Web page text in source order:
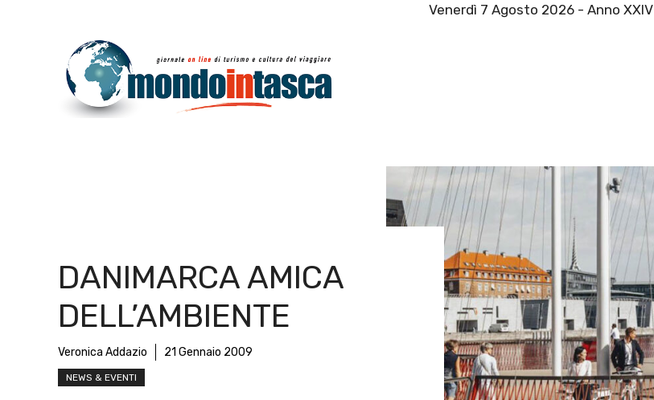
Venerdì 7 Agosto 2026 - Anno XXIV
DANIMARCA AMICA
DELL’AMBIENTE
Veronica Addazio 21 Gennaio 2009
NEWS & EVENTI